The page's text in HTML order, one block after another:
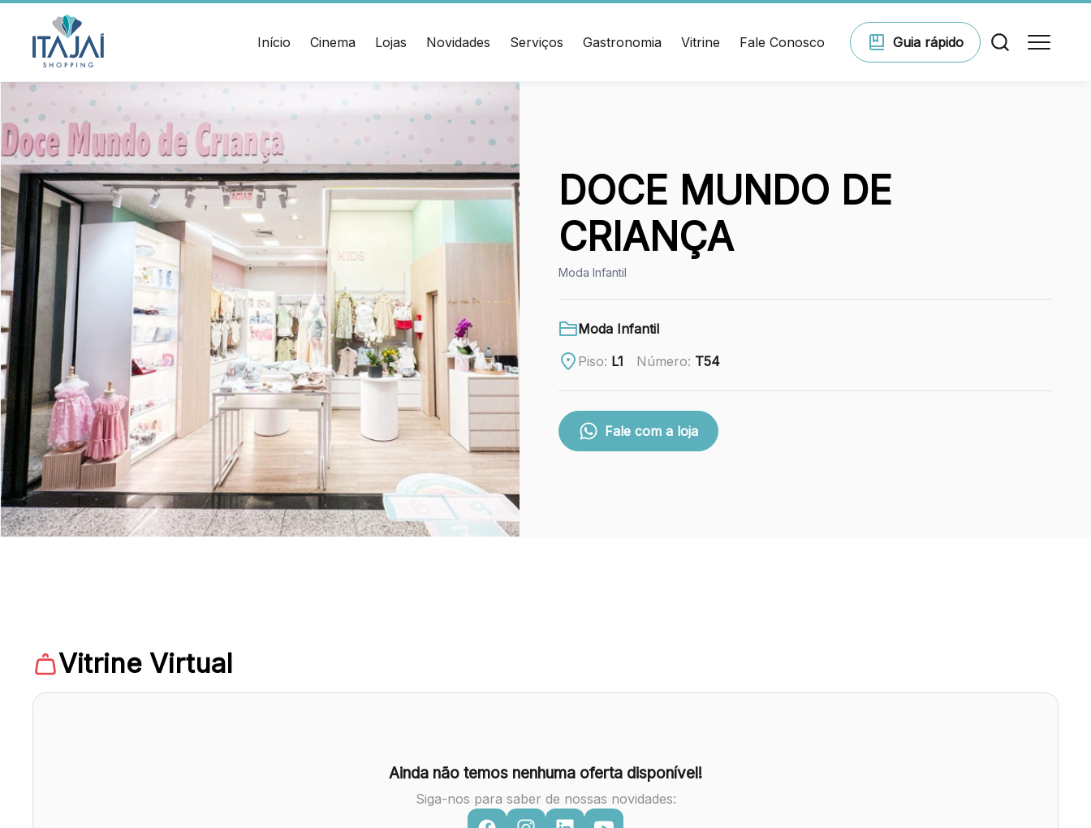
Início Cinema Lojas Novidades Serviços Gastronomia Vitrine Fale Conosco Guia rápido
HORÁRIOS
Lojas
Seg - Sáb 10h às 22h
Dom 14h às 20h
Alimentação e Lazer
Seg - Sáb 10h às 22h
Dom 11h às 22h
Cinema
Seg - Dom A partir das 14h
ENDEREÇO
Rua Samuel Heusi, 234 Centro
– Itajaí/SC CEP: 88.301-320
Ver local Eventos
DOCE MUNDO DE
CRIANÇA
Moda Infantil
Moda Infantil
Piso: L1 Número: T54
Fale com a loja
Vitrine Virtual
Ainda não temos nenhuma oferta disponível!
Siga-nos para saber de nossas novidades:
Ver
local
Chamar
Uber
Comodidades
Eventos
Cinema
Vitrine
virtual
Divulgue suas
promoções no
shopping.
Acessar